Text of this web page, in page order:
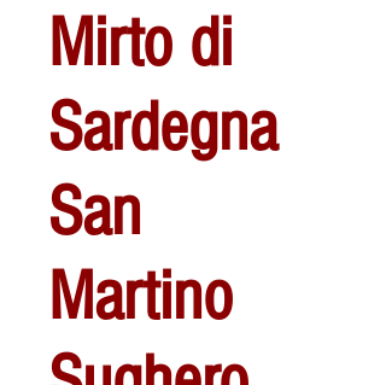
Mirto di
Sardegna
San
Martino